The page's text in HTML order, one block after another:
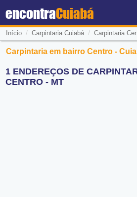
encontraCuiabá
Início / Carpintaria Cuiabá/ Carpintaria
Carpintaria em bairro Centro -
1 ENDEREÇOS DE
CENTRO - MT